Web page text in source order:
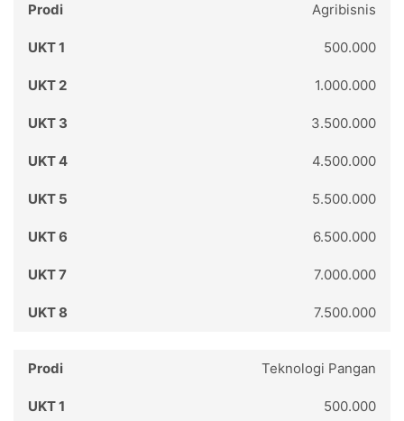
Agribisnis
500.000
1.000.000
3.500.000
4.500.000
5.500.000
6.500.000
7.000.000
7.500.000
Teknologi Pangan
500.000